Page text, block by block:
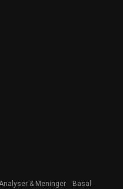
& Meninger
Basal